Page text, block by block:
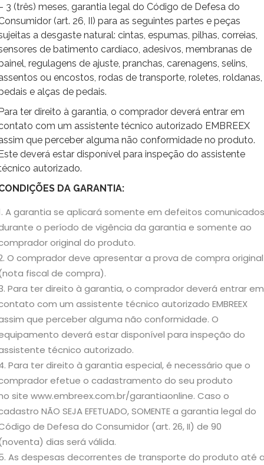
3 (três) meses, garantia legal do Código de Defesa do
(art. 26, II) para as seguintes partes e peças
a desgaste natural: cintas, espumas, pilhas, correias,
de batimento cardíaco, adesivos, membranas de
regulagens de ajuste, pranchas, carenagens, selins,
ou encostos, rodas de transporte, roletes, roldanas,
e alças de pedais.
ter direito à garantia, o comprador deverá entrar em
com um assistente técnico autorizado EMBREEX
que perceber alguma não conformidade no produto.
deverá estar disponível para inspeção do assistente
autorizado.
DA GARANTIA:
A garantia se aplicará somente em defeitos comunicados
o período de vigência da garantia e somente ao
original do produto.
O comprador deve apresentar a prova de compra original
fiscal de compra).
Para ter direito à garantia, o comprador deverá entrar em
com um assistente técnico autorizado EMBREEX
que perceber alguma não conformidade. O
deverá estar disponível para inspeção do
técnico autorizado.
Para ter direito à garantia especial, é necessário que o
efetue o cadastramento do seu produto
site www.embreex.com.br/garantiaonline. Caso o
NÃO SEJA EFETUADO, SOMENTE a garantia legal do
de Defesa do Consumidor (art. 26, II) de 90
dias será válida.
As despesas decorrentes de transporte do produto até